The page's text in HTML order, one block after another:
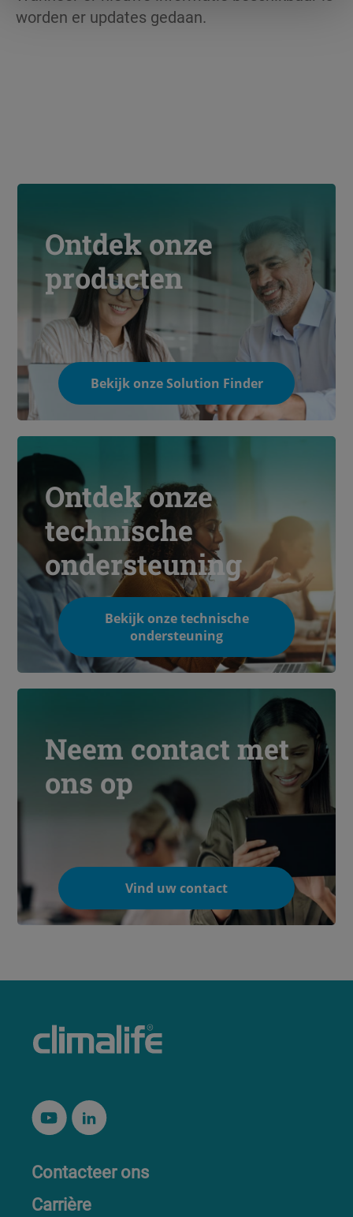
worden er updates gedaan.
Ontdek onze
producten
Bekijk onze Solution Finder
Ontdek onze
technische
ondersteuning
Bekijk onze technische
ondersteuning
Neem contact met
ons op
Vind uw contact
Contacteer ons
Carrière